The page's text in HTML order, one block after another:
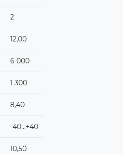
2
12,00
6 000
1 300
8,40
-40…+40
10,50